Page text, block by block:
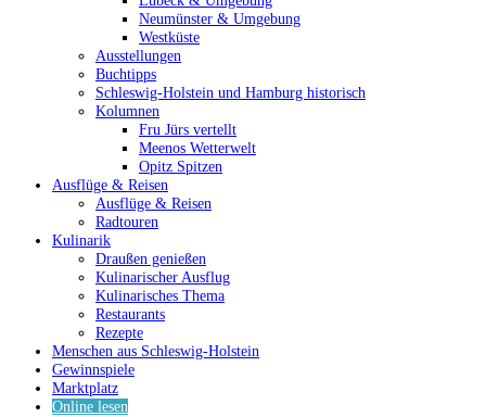
Neumünster & Umgebung
Westküste
Ausstellungen
Buchtipps
Schleswig-Holstein und Hamburg historisch
Kolumnen
Fru Jürs vertellt
Meenos Wetterwelt
Opitz Spitzen
Ausflüge & Reisen
Ausflüge & Reisen
Radtouren
Kulinarik
Draußen genießen
Kulinarischer Ausflug
Kulinarisches Thema
Restaurants
Rezepte
Menschen aus Schleswig-Holstein
Gewinnspiele
Marktplatz
Online lesen